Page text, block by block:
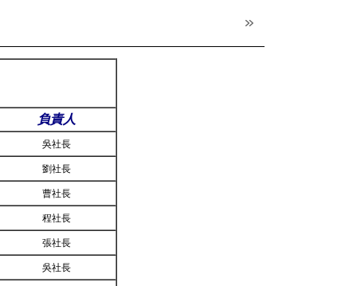
負責人
吳社長
劉社長
曹社長
程社長
張社長
吳社長